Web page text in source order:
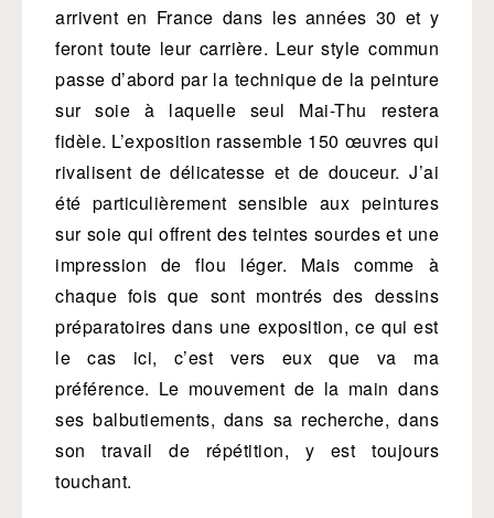
arrivent en France dans les années 30 et y
feront toute leur carrière. Leur style commun
passe d’abord par la technique de la peinture
sur soie à laquelle seul Mai-Thu restera
fidèle. L’exposition rassemble 150 œuvres qui
rivalisent de délicatesse et de douceur. J’ai
été particulièrement sensible aux peintures
sur soie qui offrent des teintes sourdes et une
impression de flou léger. Mais comme à
chaque fois que sont montrés des dessins
préparatoires dans une exposition, ce qui est
le cas ici, c’est vers eux que va ma
préférence. Le mouvement de la main dans
ses balbutiements, dans sa recherche, dans
son travail de répétition, y est toujours
touchant.